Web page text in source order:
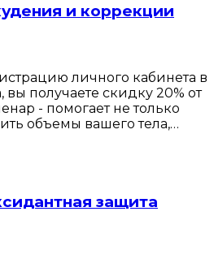
и коррекции
личного кабинета в
получаете скидку 20% от
- помогает не только
объемы вашего тела,…
защита